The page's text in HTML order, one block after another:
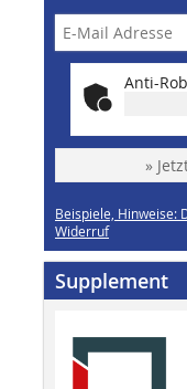
Anti-
»
Beispiele, Hinweise:
Widerruf
Supplement